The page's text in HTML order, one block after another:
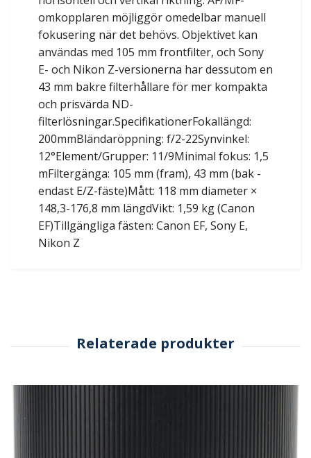
omkopplaren möjliggör omedelbar manuell
fokusering när det behövs. Objektivet kan
användas med 105 mm frontfilter, och Sony
E- och Nikon Z-versionerna har dessutom en
43 mm bakre filterhållare för mer kompakta
och prisvärda ND-
filterlösningar.SpecifikationerFokallängd:
200mmBländaröppning: f/2-22Synvinkel:
12°Element/Grupper: 11/9Minimal fokus: 1,5
mFiltergänga: 105 mm (fram), 43 mm (bak -
endast E/Z-fäste)Mått: 118 mm diameter ×
148,3-176,8 mm längdVikt: 1,59 kg (Canon
EF)Tillgängliga fästen: Canon EF, Sony E,
Nikon Z